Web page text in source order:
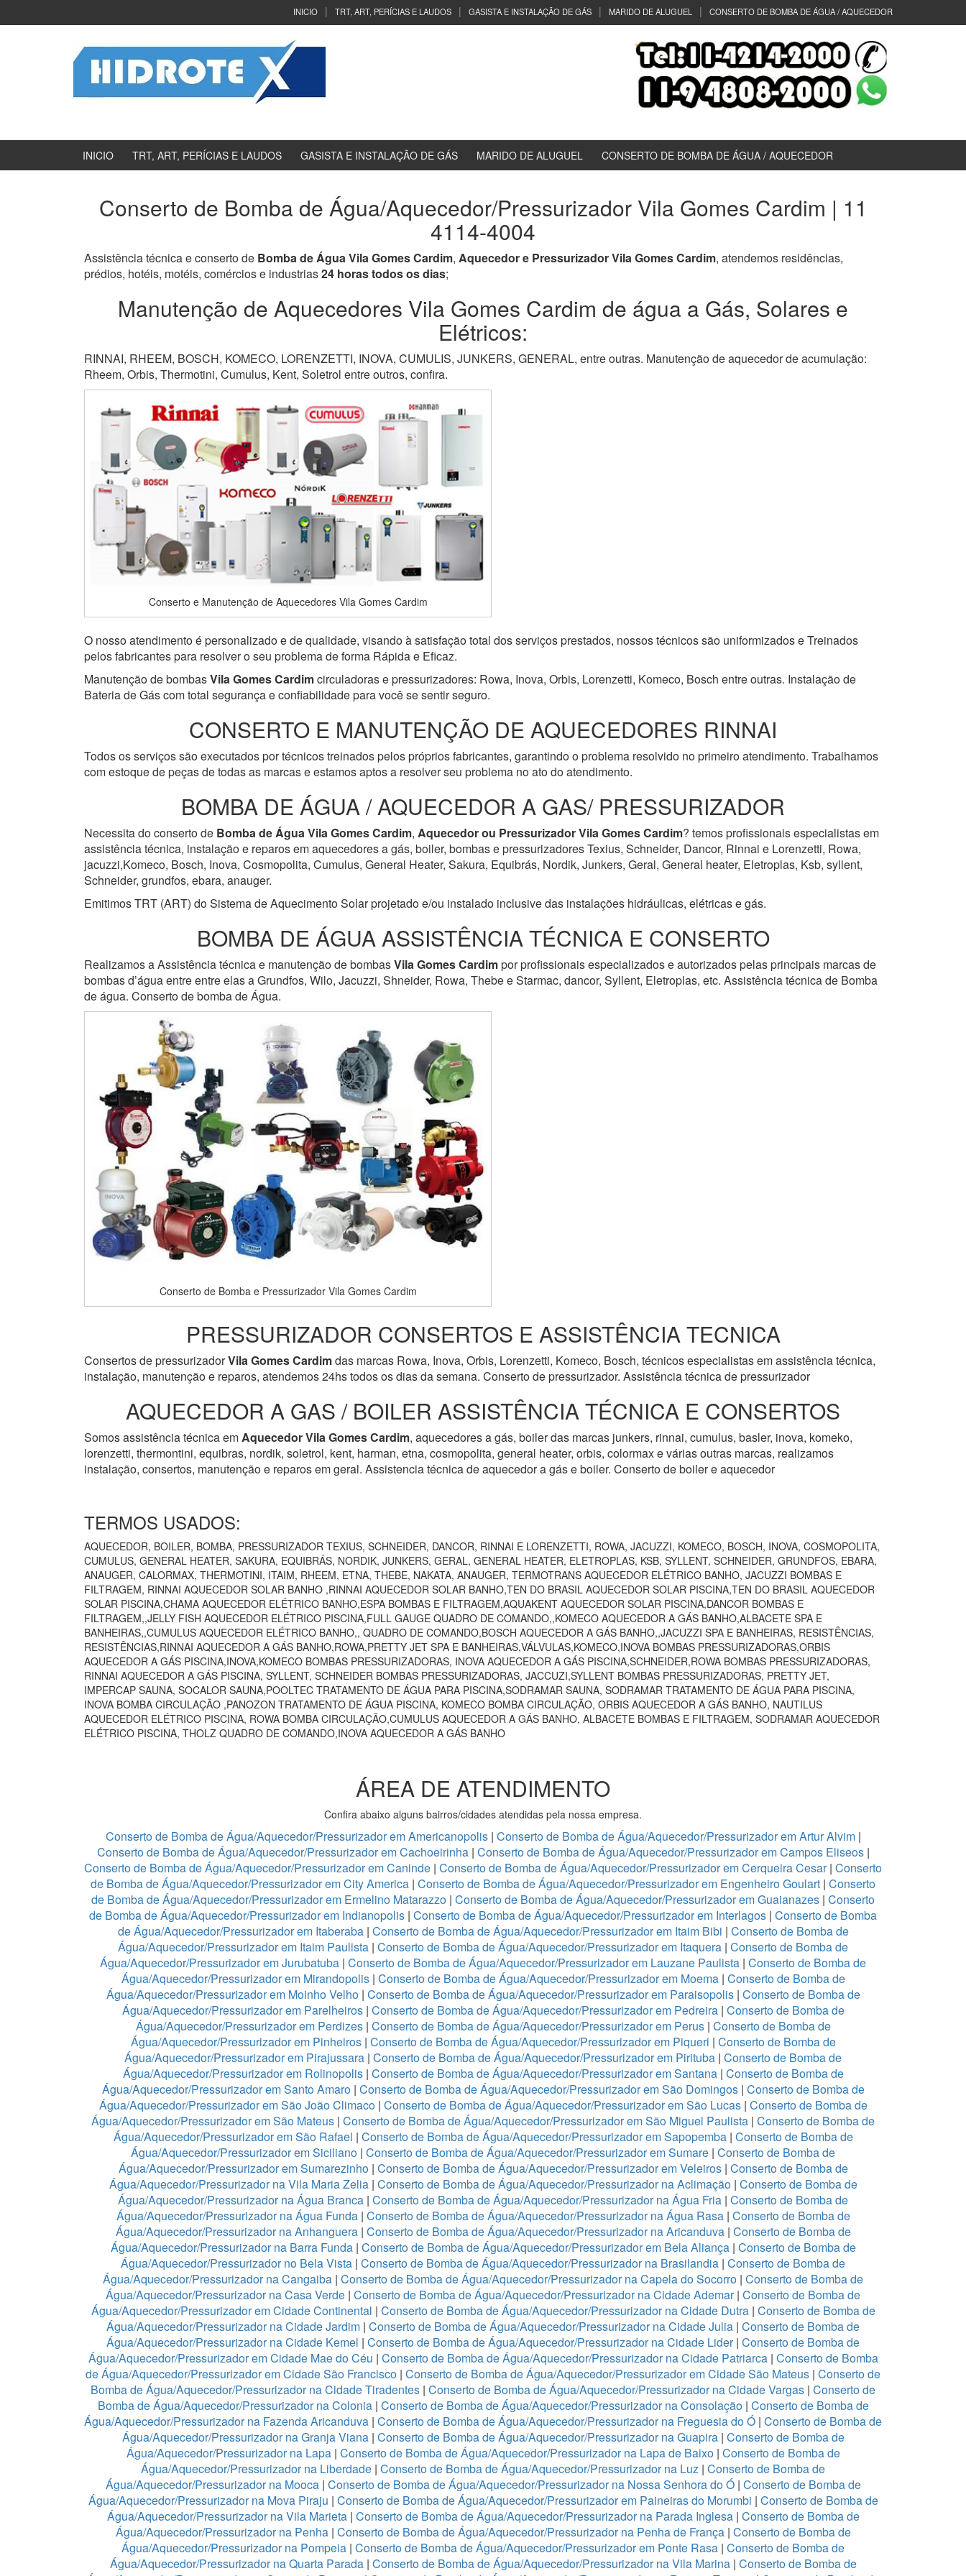
INICIO TRT, ART, PERÍCIAS E LAUDOS GASISTA E INSTALAÇÃO DE GÁS MARIDO DE ALUGUEL CONSERTO DE BOMBA DE ÁGUA / AQUECEDOR
INICIO TRT, ART, PERÍCIAS E LAUDOS GASISTA E INSTALAÇÃO DE GÁS MARIDO DE ALUGUEL CONSERTO DE BOMBA DE ÁGUA / AQUECEDOR
Conserto de Bomba de Água/Aquecedor/Pressurizador Vila Gomes Cardim | 11
4114-4004
Assistência técnica e conserto de Bomba de Água Vila Gomes Cardim, Aquecedor e Pressurizador Vila Gomes Cardim, atendemos residências,
prédios, hotéis, motéis, comércios e industrias24 horas todos os dias;
Manutenção de Aquecedores Vila Gomes Cardim de água a Gás, Solares e
Elétricos:
RINNAI, RHEEM, BOSCH, KOMECO, LORENZETTI, INOVA, CUMULIS, JUNKERS, GENERAL, entre outras. Manutenção de aquecedor de acumulação:
Rheem, Orbis, Thermotini, Cumulus, Kent, Soletrol entre outros, confira.
Conserto e Manutenção de Aquecedores Vila Gomes Cardim
O nosso atendimento é personalizado e de qualidade, visando à satisfação total dos serviços prestados, nossos técnicos são uniformizados e Treinados
pelos fabricantes para resolver o seu problema de forma Rápida e Eficaz.
Manutenção de bombasVila Gomes Cardimcirculadoras e pressurizadores: Rowa, Inova, Orbis, Lorenzetti, Komeco, Bosch entre outras. Instalação de
Bateria de Gás com total segurança e confiabilidade para você se sentir seguro.
CONSERTO E MANUTENÇÃO DE AQUECEDORES RINNAI
Todos os serviços são executados por técnicos treinados pelos próprios fabricantes, garantindo o problema resolvido no primeiro atendimento. Trabalhamos
com estoque de peças de todas as marcas e estamos aptos a resolver seu problema no ato do atendimento.
BOMBA DE ÁGUA / AQUECEDOR A GAS/ PRESSURIZADOR
Necessita do conserto de Bomba de ÁguaVila Gomes Cardim, Aquecedor ou PressurizadorVila Gomes Cardim? temos profissionais especialistas em
assistência técnica, instalação e reparos em aquecedores a gás, boiler, bombas e pressurizadores Texius, Schneider, Dancor, Rinnai e Lorenzetti, Rowa,
jacuzzi,Komeco, Bosch, Inova, Cosmopolita, Cumulus, General Heater, Sakura, Equibrás, Nordik, Junkers, Geral, General heater, Eletroplas, Ksb, syllent,
Schneider, grundfos, ebara, anauger.
Emitimos TRT (ART) do Sistema de Aquecimento Solar projetado e/ou instalado inclusive das instalações hidráulicas, elétricas e gás.
BOMBA DE ÁGUA ASSISTÊNCIA TÉCNICA E CONSERTO
Realizamos a Assistência técnica e manutenção de bombasVila Gomes Cardimpor profissionais especializados e autorizados pelas principais marcas de
bombas d’água entre entre elas a Grundfos, Wilo, Jacuzzi, Shneider, Rowa, Thebe e Starmac, dancor, Syllent, Eletroplas, etc. Assistência técnica de Bomba
de água. Conserto de bomba de Água.
Conserto de Bomba e Pressurizador Vila Gomes Cardim
PRESSURIZADOR CONSERTOS E ASSISTÊNCIA TECNICA
Consertos de pressurizadorVila Gomes Cardimdas marcas Rowa, Inova, Orbis, Lorenzetti, Komeco, Bosch, técnicos especialistas em assistência técnica,
instalação, manutenção e reparos, atendemos 24hs todos os dias da semana. Conserto de pressurizador. Assistência técnica de pressurizador
AQUECEDOR A GAS / BOILER ASSISTÊNCIA TÉCNICA E CONSERTOS
Somos assistência técnica emAquecedorVila Gomes Cardim, aquecedores a gás, boiler das marcas junkers, rinnai, cumulus, basler, inova, komeko,
lorenzetti, thermontini, equibras, nordik, soletrol, kent, harman, etna, cosmopolita, general heater, orbis, colormax e várias outras marcas, realizamos
instalação, consertos, manutenção e reparos em geral. Assistencia técnica de aquecedor a gás e boiler. Conserto de boiler e aquecedor
TERMOS USADOS:
AQUECEDOR, BOILER, BOMBA, PRESSURIZADOR TEXIUS, SCHNEIDER, DANCOR, RINNAI E LORENZETTI, ROWA, JACUZZI, KOMECO, BOSCH, INOVA, COSMOPOLITA,
CUMULUS, GENERAL HEATER, SAKURA, EQUIBRÁS, NORDIK, JUNKERS, GERAL, GENERAL HEATER, ELETROPLAS, KSB, SYLLENT, SCHNEIDER, GRUNDFOS, EBARA,
ANAUGER, CALORMAX, THERMOTINI, ITAIM, RHEEM, ETNA, THEBE, NAKATA, ANAUGER, TERMOTRANS AQUECEDOR ELÉTRICO BANHO, JACUZZI BOMBAS E
FILTRAGEM, RINNAI AQUECEDOR SOLAR BANHO ,RINNAI AQUECEDOR SOLAR BANHO,TEN DO BRASIL AQUECEDOR SOLAR PISCINA,TEN DO BRASIL AQUECEDOR
SOLAR PISCINA,CHAMA AQUECEDOR ELÉTRICO BANHO,ESPA BOMBAS E FILTRAGEM,AQUAKENT AQUECEDOR SOLAR PISCINA,DANCOR BOMBAS E
FILTRAGEM,,JELLY FISH AQUECEDOR ELÉTRICO PISCINA,FULL GAUGE QUADRO DE COMANDO,,KOMECO AQUECEDOR A GÁS BANHO,ALBACETE SPA E
BANHEIRAS,,CUMULUS AQUECEDOR ELÉTRICO BANHO,, QUADRO DE COMANDO,BOSCH AQUECEDOR A GÁS BANHO,,JACUZZI SPA E BANHEIRAS, RESISTÊNCIAS,
RESISTÊNCIAS,RINNAI AQUECEDOR A GÁS BANHO,ROWA,PRETTY JET SPA E BANHEIRAS,VÁLVULAS,KOMECO,INOVA BOMBAS PRESSURIZADORAS,ORBIS
AQUECEDOR A GÁS PISCINA,INOVA,KOMECO BOMBAS PRESSURIZADORAS, INOVA AQUECEDOR A GÁS PISCINA,SCHNEIDER,ROWA BOMBAS PRESSURIZADORAS,
RINNAI AQUECEDOR A GÁS PISCINA, SYLLENT, SCHNEIDER BOMBAS PRESSURIZADORAS, JACCUZI,SYLLENT BOMBAS PRESSURIZADORAS, PRETTY JET,
IMPERCAP SAUNA, SOCALOR SAUNA,POOLTEC TRATAMENTO DE ÁGUA PARA PISCINA,SODRAMAR SAUNA, SODRAMAR TRATAMENTO DE ÁGUA PARA PISCINA,
INOVA BOMBA CIRCULAÇÃO ,PANOZON TRATAMENTO DE ÁGUA PISCINA, KOMECO BOMBA CIRCULAÇÃO, ORBIS AQUECEDOR A GÁS BANHO, NAUTILUS
AQUECEDOR ELÉTRICO PISCINA, ROWA BOMBA CIRCULAÇÃO,CUMULUS AQUECEDOR A GÁS BANHO, ALBACETE BOMBAS E FILTRAGEM, SODRAMAR AQUECEDOR
ELÉTRICO PISCINA, THOLZ QUADRO DE COMANDO,INOVA AQUECEDOR A GÁS BANHO
ÁREA DE ATENDIMENTO
Confira abaixo alguns bairros/cidades atendidas pela nossa empresa.
Conserto de Bomba de Água/Aquecedor/Pressurizador em Americanopolis | Conserto de Bomba de Água/Aquecedor/Pressurizador em Artur Alvim |
Conserto de Bomba de Água/Aquecedor/Pressurizador em Cachoeirinha| Conserto de Bomba de Água/Aquecedor/Pressurizador em Campos Eliseos |
Conserto de Bomba de Água/Aquecedor/Pressurizador em Caninde | Conserto de Bomba de Água/Aquecedor/Pressurizador em Cerqueira Cesar| Conserto
de Bomba de Água/Aquecedor/Pressurizador em City America | Conserto de Bomba de Água/Aquecedor/Pressurizador em Engenheiro Goulart | Conserto
de Bomba de Água/Aquecedor/Pressurizador em Ermelino Matarazzo | Conserto de Bomba de Água/Aquecedor/Pressurizador em Guaianazes | Conserto
de Bomba de Água/Aquecedor/Pressurizador em Indianopolis | Conserto de Bomba de Água/Aquecedor/Pressurizador em Interlagos | Conserto de Bomba
de Água/Aquecedor/Pressurizador em Itaberaba| Conserto de Bomba de Água/Aquecedor/Pressurizador em Itaim Bibi | Conserto de Bomba de
Água/Aquecedor/Pressurizador em Itaim Paulista | Conserto de Bomba de Água/Aquecedor/Pressurizador em Itaquera | Conserto de Bomba de
Água/Aquecedor/Pressurizador em Jurubatuba | Conserto de Bomba de Água/Aquecedor/Pressurizador em Lauzane Paulista | Conserto de Bomba de
Água/Aquecedor/Pressurizador em Mirandopolis| Conserto de Bomba de Água/Aquecedor/Pressurizador em Moema| Conserto de Bomba de
Água/Aquecedor/Pressurizador em Moinho Velho | Conserto de Bomba de Água/Aquecedor/Pressurizador em Paraisopolis| Conserto de Bomba de
Água/Aquecedor/Pressurizador em Parelheiros| Conserto de Bomba de Água/Aquecedor/Pressurizador em Pedreira| Conserto de Bomba de
Água/Aquecedor/Pressurizador em Perdizes| Conserto de Bomba de Água/Aquecedor/Pressurizador em Perus| Conserto de Bomba de
Água/Aquecedor/Pressurizador em Pinheiros| Conserto de Bomba de Água/Aquecedor/Pressurizador em Piqueri | Conserto de Bomba de
Água/Aquecedor/Pressurizador em Pirajussara | Conserto de Bomba de Água/Aquecedor/Pressurizador em Pirituba | Conserto de Bomba de
Água/Aquecedor/Pressurizador em Rolinopolis| Conserto de Bomba de Água/Aquecedor/Pressurizador em Santana| Conserto de Bomba de
Água/Aquecedor/Pressurizador em Santo Amaro| Conserto de Bomba de Água/Aquecedor/Pressurizador em São Domingos| Conserto de Bomba de
Água/Aquecedor/Pressurizador em São João Climaco| Conserto de Bomba de Água/Aquecedor/Pressurizador em São Lucas| Conserto de Bomba de
Água/Aquecedor/Pressurizador em São Mateus | Conserto de Bomba de Água/Aquecedor/Pressurizador em São Miguel Paulista | Conserto de Bomba de
Água/Aquecedor/Pressurizador em São Rafael | Conserto de Bomba de Água/Aquecedor/Pressurizador em Sapopemba | Conserto de Bomba de
Água/Aquecedor/Pressurizador em Siciliano | Conserto de Bomba de Água/Aquecedor/Pressurizador em Sumare | Conserto de Bomba de
Água/Aquecedor/Pressurizador em Sumarezinho| Conserto de Bomba de Água/Aquecedor/Pressurizador em Veleiros| Conserto de Bomba de
Água/Aquecedor/Pressurizador na Vila Maria Zelia| Conserto de Bomba de Água/Aquecedor/Pressurizador na Aclimação| Conserto de Bomba de
Água/Aquecedor/Pressurizador na Água Branca | Conserto de Bomba de Água/Aquecedor/Pressurizador na Água Fria | Conserto de Bomba de
Água/Aquecedor/Pressurizador na Água Funda| Conserto de Bomba de Água/Aquecedor/Pressurizador na Água Rasa | Conserto de Bomba de
Água/Aquecedor/Pressurizador na Anhanguera| Conserto de Bomba de Água/Aquecedor/Pressurizador na Aricanduva| Conserto de Bomba de
Água/Aquecedor/Pressurizador na Barra Funda | Conserto de Bomba de Água/Aquecedor/Pressurizador em Bela Aliança | Conserto de Bomba de
Água/Aquecedor/Pressurizador no Bela Vista | Conserto de Bomba de Água/Aquecedor/Pressurizador na Brasilandia | Conserto de Bomba de
Água/Aquecedor/Pressurizador na Cangaiba | Conserto de Bomba de Água/Aquecedor/Pressurizador na Capela do Socorro | Conserto de Bomba de
Água/Aquecedor/Pressurizador na Casa Verde | Conserto de Bomba de Água/Aquecedor/Pressurizador na Cidade Ademar| Conserto de Bomba de
Água/Aquecedor/Pressurizador em Cidade Continental | Conserto de Bomba de Água/Aquecedor/Pressurizador na Cidade Dutra | Conserto de Bomba de
Água/Aquecedor/Pressurizador na Cidade Jardim | Conserto de Bomba de Água/Aquecedor/Pressurizador na Cidade Julia | Conserto de Bomba de
Água/Aquecedor/Pressurizador na Cidade Kemel | Conserto de Bomba de Água/Aquecedor/Pressurizador na Cidade Lider| Conserto de Bomba de
Água/Aquecedor/Pressurizador em Cidade Mae do Céu | Conserto de Bomba de Água/Aquecedor/Pressurizador na Cidade Patriarca| Conserto de Bomba
de Água/Aquecedor/Pressurizador em Cidade São Francisco | Conserto de Bomba de Água/Aquecedor/Pressurizador em Cidade São Mateus | Conserto de
Bomba de Água/Aquecedor/Pressurizador na Cidade Tiradentes | Conserto de Bomba de Água/Aquecedor/Pressurizador na Cidade Vargas | Conserto de
Bomba de Água/Aquecedor/Pressurizador na Colonia| Conserto de Bomba de Água/Aquecedor/Pressurizador na Consolação | Conserto de Bomba de
Água/Aquecedor/Pressurizador na Fazenda Aricanduva | Conserto de Bomba de Água/Aquecedor/Pressurizador na Freguesia do Ó | Conserto de Bomba de
Água/Aquecedor/Pressurizador na Granja Viana| Conserto de Bomba de Água/Aquecedor/Pressurizador na Guapira| Conserto de Bomba de
Água/Aquecedor/Pressurizador na Lapa| Conserto de Bomba de Água/Aquecedor/Pressurizador na Lapa de Baixo | Conserto de Bomba de
Água/Aquecedor/Pressurizador na Liberdade | Conserto de Bomba de Água/Aquecedor/Pressurizador na Luz | Conserto de Bomba de
Água/Aquecedor/Pressurizador na Mooca| Conserto de Bomba de Água/Aquecedor/Pressurizador na Nossa Senhora do Ó| Conserto de Bomba de
Água/Aquecedor/Pressurizador na Mova Piraju | Conserto de Bomba de Água/Aquecedor/Pressurizador em Paineiras do Morumbi | Conserto de Bomba de
Água/Aquecedor/Pressurizador na Vila Marieta| Conserto de Bomba de Água/Aquecedor/Pressurizador na Parada Inglesa | Conserto de Bomba de
Água/Aquecedor/Pressurizador na Penha| Conserto de Bomba de Água/Aquecedor/Pressurizador na Penha de França | Conserto de Bomba de
Água/Aquecedor/Pressurizador na Pompeia | Conserto de Bomba de Água/Aquecedor/Pressurizador em Ponte Rasa | Conserto de Bomba de
Água/Aquecedor/Pressurizador na Quarta Parada| Conserto de Bomba de Água/Aquecedor/Pressurizador na Vila Marina| Conserto de Bomba de